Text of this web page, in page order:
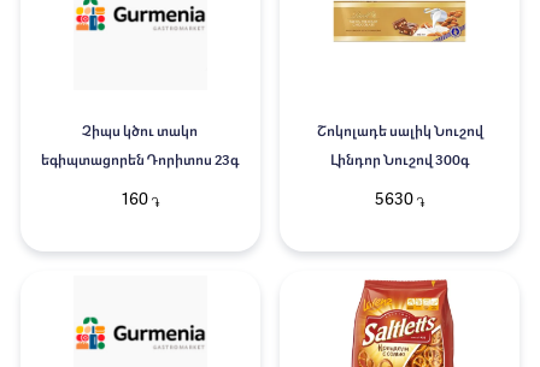
Չիպս կծու տակո
եգիպտացորեն Դորիտոս 23գ
160֏
Շոկոլադե սալիկ Նուշով
Լինդոր Նուշով 300գ
5630 ֏